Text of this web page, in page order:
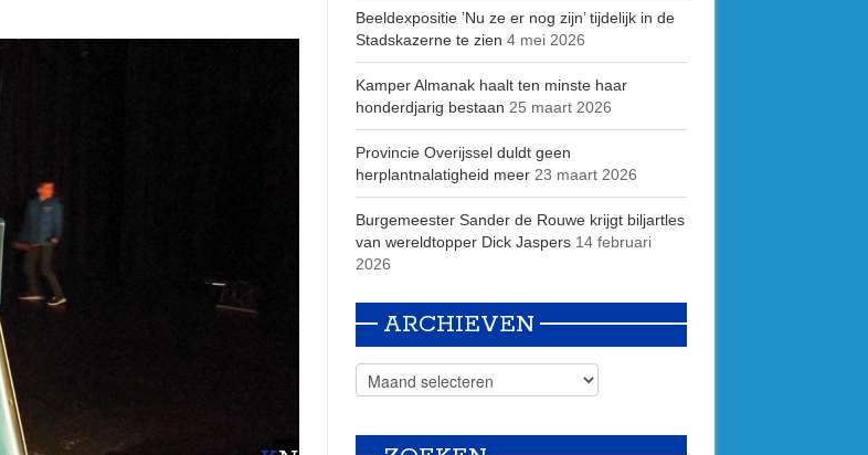
Beeldexpositie ’Nu ze er nog zijn’ tijdelijk in de
Stadskazerne te zien 4 mei 2026
Kamper Almanak haalt ten minste haar
honderdjarig bestaan 25 maart 2026
Provincie Overijssel duldt geen
herplantnalatigheid meer 23 maart 2026
Burgemeester Sander de Rouwe krijgt biljartles
van wereldtopper Dick Jaspers 14 februari
2026
ARCHIEVEN